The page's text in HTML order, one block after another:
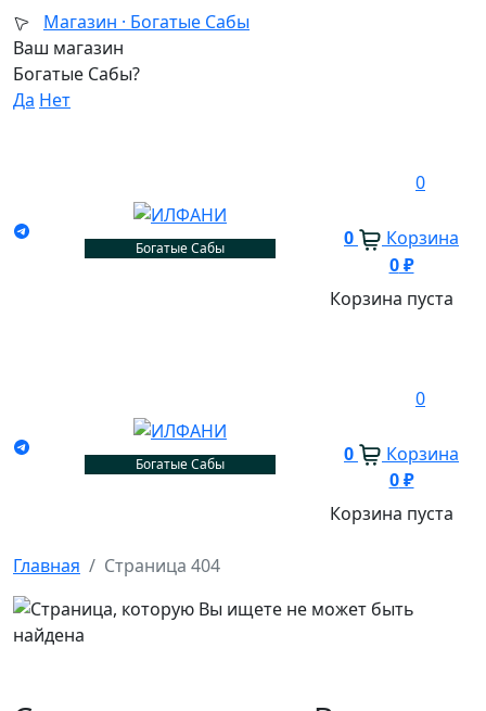
Магазин · Богатые Сабы
Ваш магазин
Богатые Сабы?
Да Нет
Богатые Сабы
0
0
Корзина
0₽
Корзина пуста
Богатые Сабы
0
0
Корзина
0₽
Корзина пуста
Главная Страница 404